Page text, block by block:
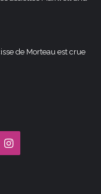
de Morteau est crue
Instagram